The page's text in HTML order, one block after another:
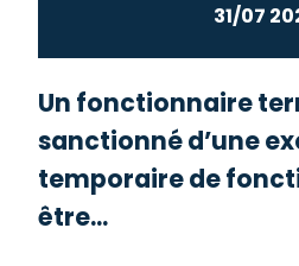
31/07
Un fonctionnaire
sanctionné d’une
temporaire de
être...